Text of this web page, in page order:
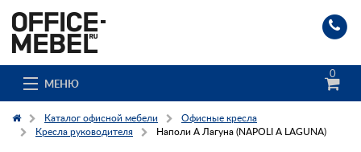
МЕНЮ
0
Каталог офисной мебели
Офисные кресла
Кресла руководителя
Наполи А Лагуна (NAPOLI A LAGUNA)